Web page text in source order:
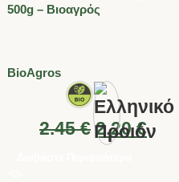
500g – Βιοαγρός
BioAgros
2.45€ 2.20€